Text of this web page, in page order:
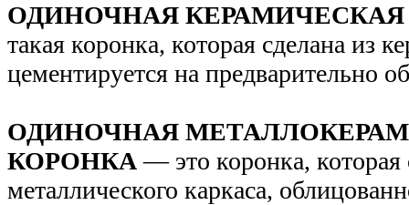
ОДИНОЧНАЯ
такая коронка, которая сделана из
цементируется на предварительно
ОДИНОЧНАЯ
КОРОНКА— это коронка, которая
металлического каркаса,